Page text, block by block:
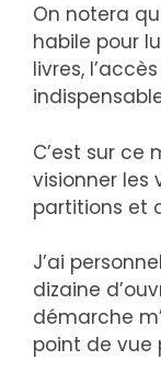
On notera
habile pour
livres,
C’est sur ce
visionner les
partitions et
J’ai
dizaine
démarche
point de vue